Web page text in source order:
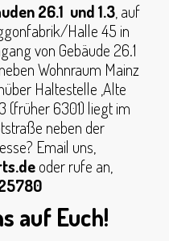
26.1 und 1.3, auf
Halle 45 in
von Gebäude 26.1
Wohnraum Mainz
Haltestelle ‚Alte
(früher 6301) liegt im
neben der
Email uns,
oder rufe an,
auf Euch!